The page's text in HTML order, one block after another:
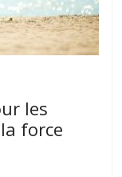
les
force